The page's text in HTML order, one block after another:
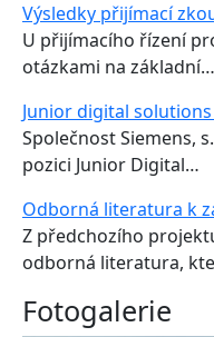
Výsledky přijímací
U přijímacího řízení
otázkami na základní…
Junior digital
Společnost Siemens,
pozici Junior Digital…
Odborná literatura k
Z předchozího
odborná literatura,
Fotogalerie